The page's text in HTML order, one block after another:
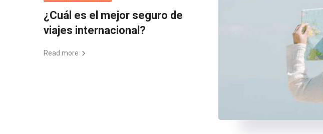
¿Cuál es el mejor seguro de
viajes internacional?
Read more